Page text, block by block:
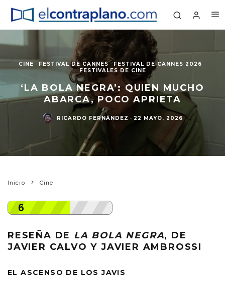
CINE FESTIVAL DE CANNES
FESTIVAL DE CANNES 2026
FESTIVALES DE CINE
‘LA BOLA NEGRA’: QUIEN MUCHO
ABARCA, POCO APRIETA
RICARDO FERNÁNDEZ · 22 MAYO, 2026
Inicio Cine
6
RESEÑA DE LA BOLA NEGRA, DE
JAVIER CALVO Y JAVIER AMBROSSI
EL ASCENSO DE LOS JAVIS